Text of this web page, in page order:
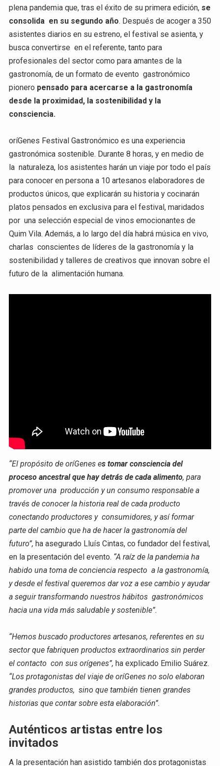
plena pandemia que, tras el éxito de su primera edición, se
consolida en su segundo año. Después de acoger a 350
asistentes diarios en su estreno, el festival se asienta, y
busca convertirse en el referente, tanto para
profesionales del sector como para amantes de la
gastronomía, de un formato de evento gastronómico
pionero pensado para acercarse a la gastronomía
desde la proximidad, la sostenibilidad y la
consciencia.
oríGenes Festival Gastronómico es una experiencia
gastronómica sostenible. Durante 8 horas, y en medio de
la naturaleza, los asistentes harán un viaje por todo el país
para conocer en persona a 10 artesanos elaboradores de
productos únicos, que explicarán su historia y cocinarán
platos pensados en exclusiva para el festival, maridados
por una selección especial de vinos emocionantes de
Quim Vila. Además, a lo largo del día habrá música en vivo,
charlas conscientes de líderes de la gastronomía y la
sostenibilidad y talleres de creativos que innovan sobre el
futuro de la alimentación humana.
“El propósito de oríGenes es tomar consciencia del
proceso ancestral que hay detrás de cada alimento, para
promover una producción y un consumo responsable a
través de conocer la historia real de cada producto
conectando productores y consumidores, y así formar
parte del cambio que ha de hacer la gastronomía del
futuro”, ha asegurado Lluís Cintas, co fundador del festival,
en la presentación del evento. “A raíz de la pandemia ha
habido una toma de conciencia respecto a la gastronomía,
y desde el festival queremos dar voz a ese cambio y ayudar
a seguir transformando nuestros hábitos gastronómicos
hacia una vida más saludable y sostenible”.
“Hemos buscado productores artesanos, referentes en su
sector que fabriquen productos extraordinarios sin perder
el contacto con sus orígenes”, ha explicado Emilio Suárez.
“Los protagonistas del viaje de oríGenes no solo elaboran
grandes productos, sino que también tienen grandes
historias que contar sobre esta elaboración”.
Auténticos artistas entre los
invitados
A la presentación han asistido también dos protagonistas